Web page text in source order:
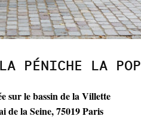
PÉNICHE LA POP
sur le bassin de la Villette
de la Seine, 75019 Paris